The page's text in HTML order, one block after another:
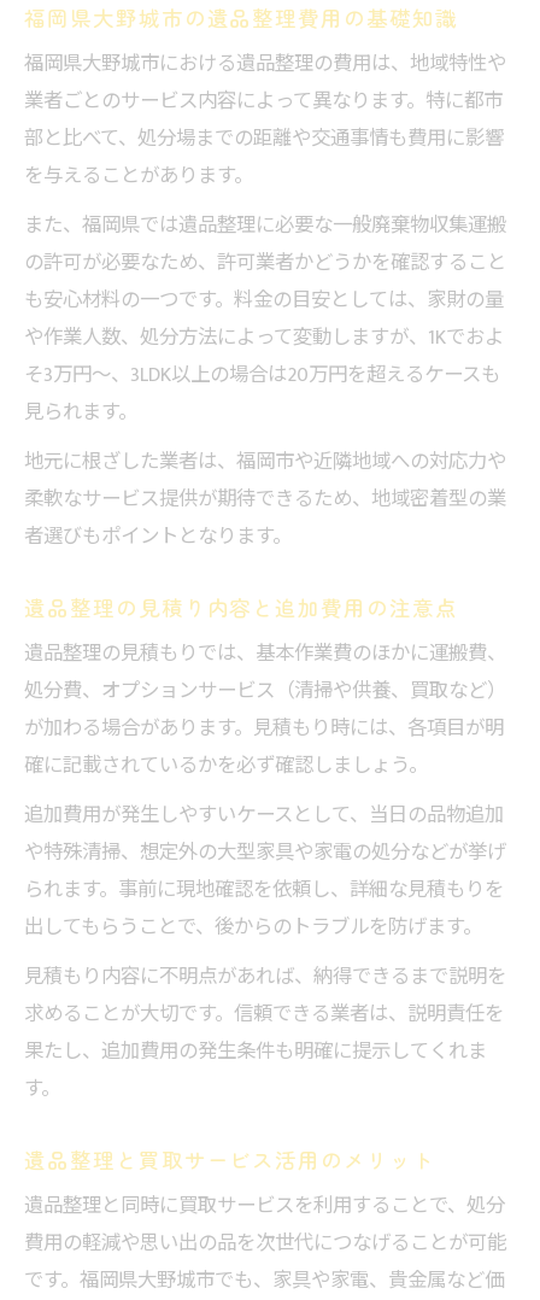
福岡県大野城市の遺品整理費用の基礎知識
福岡県大野城市における遺品整理の費用は、地域特性や
業者ごとのサービス内容によって異なります。特に都市
部と比べて、処分場までの距離や交通事情も費用に影響
を与えることがあります。
また、福岡県では遺品整理に必要な一般廃棄物収集運搬
の許可が必要なため、許可業者かどうかを確認すること
も安心材料の一つです。料金の目安としては、家財の量
や作業人数、処分方法によって変動しますが、1Kでおよ
そ3万円～、3LDK以上の場合は20万円を超えるケースも
見られます。
地元に根ざした業者は、福岡市や近隣地域への対応力や
柔軟なサービス提供が期待できるため、地域密着型の業
者選びもポイントとなります。
遺品整理の見積り内容と追加費用の注意点
遺品整理の見積もりでは、基本作業費のほかに運搬費、
処分費、オプションサービス（清掃や供養、買取など）
が加わる場合があります。見積もり時には、各項目が明
確に記載されているかを必ず確認しましょう。
追加費用が発生しやすいケースとして、当日の品物追加
や特殊清掃、想定外の大型家具や家電の処分などが挙げ
られます。事前に現地確認を依頼し、詳細な見積もりを
出してもらうことで、後からのトラブルを防げます。
見積もり内容に不明点があれば、納得できるまで説明を
求めることが大切です。信頼できる業者は、説明責任を
果たし、追加費用の発生条件も明確に提示してくれま
す。
遺品整理と買取サービス活用のメリット
遺品整理と同時に買取サービスを利用することで、処分
費用の軽減や思い出の品を次世代につなげることが可能
です。福岡県大野城市でも、家具や家電、貴金属など価